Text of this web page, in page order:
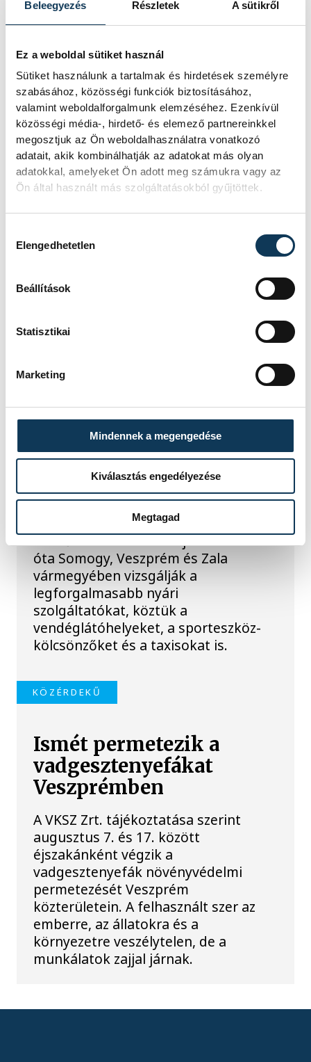
Beleegyezés Részletek A sütikről
Ez a weboldal sütiket használ
Sütiket használunk a tartalmak és hirdetések személyre
szabásához, közösségi funkciók biztosításához,
valamint weboldalforgalmunk elemzéséhez. Ezenkívül
közösségi média-, hirdető- és elemező partnereinkkel
megosztjuk az Ön weboldalhasználatra vonatkozó
adatait, akik kombinálhatják az adatokat más olyan
adatokkal, amelyeket Ön adott meg számukra vagy az
Ön által használt más szolgáltatásokból gyűjtöttek.
Elengedhetetlen
Beállítások
Statisztikai
Marketing
Mindennek a megengedése
Kiválasztás engedélyezése
Megtagad
TOVÁBBI CIKKEK
KÖZÉRDEKŰ
forgalomkorlátozás a
Rengeteg
szabálytalanságot talált
a NAV a Balatonnál
A Nemzeti Adó- és Vámhivatal nyári
ellenőrzéssorozatában július
óta Somogy, Veszprém és Zala
vármegyében vizsgálják a
legforgalmasabb nyári
szolgáltatókat, köztük a
vendéglátóhelyeket, a sporteszköz-
kölcsönzőket és a taxisokat is.
KÖZÉRDEKŰ
Ismét permetezik a
vadgesztenyefákat
Veszprémben
A VKSZ Zrt. tájékoztatása szerint
augusztus 7. és 17. között
éjszakánként végzik a
vadgesztenyefák növényvédelmi
permetezését Veszprém
közterületein. A felhasznált szer az
emberre, az állatokra és a
környezetre veszélytelen, de a
munkálatok zajjal járnak.